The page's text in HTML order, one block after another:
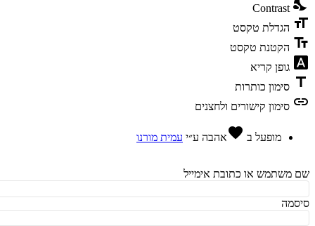
Contrast
הגדלת טקסט
הקטנת טקסט
גופן קריא
סימון כותרות
סימון קישורים ולחצנים
מופעל בfavorite אהבהע״י עמית מורנו
או כתובת אימייל